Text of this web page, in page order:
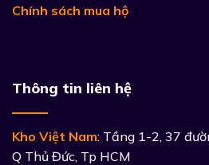
Chính sách mua hộ
Thông tin liên hệ
Kho Việt Nam: Tầng 1-2, 37
Q Thủ Đức, Tp HCM